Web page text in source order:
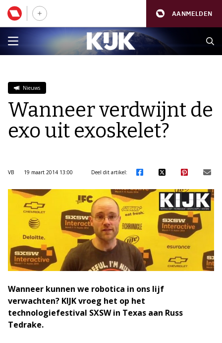
AANMELDEN
Nieuws
Wanneer verdwijnt de
exo uit exoskelet?
VB 19 maart 2014 13:00 Deel dit artikel:
Wanneer kunnen we robotica in ons lijf
verwachten? KIJK vroeg het op het
technologiefestival SXSW in Texas aan Russ
Tedrake.